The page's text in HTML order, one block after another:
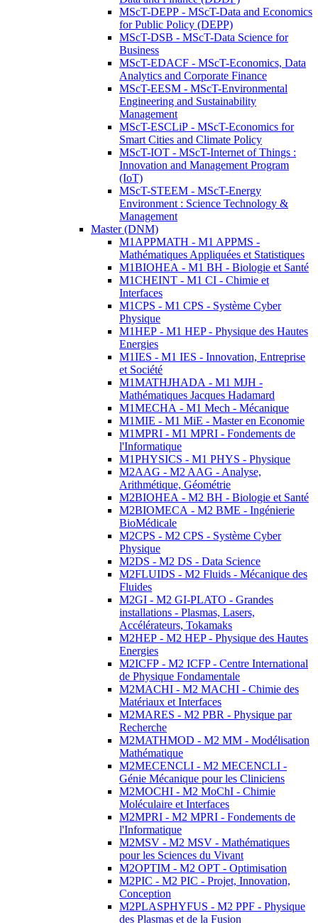
MScT-DEPP - MScT-Data and Economics
for Public Policy (DEPP)
MScT-DSB - MScT-Data Science for
Business
MScT-EDACF - MScT-Economics, Data
Analytics and Corporate Finance
MScT-EESM - MScT-Environmental
Engineering and Sustainability
Management
MScT-ESCLiP - MScT-Economics for
Smart Cities and Climate Policy
MScT-IOT - MScT-Internet of Things :
Innovation and Management Program
(IoT)
MScT-STEEM - MScT-Energy
Environment : Science Technology &
Management
Master (DNM)
M1APPMATH - M1 APPMS -
Mathématiques Appliquées et Statistiques
M1BIOHEA - M1 BH - Biologie et Santé
M1CHEINT - M1 CI - Chimie et
Interfaces
M1CPS - M1 CPS - Système Cyber
Physique
M1HEP - M1 HEP - Physique des Hautes
Energies
M1IES - M1 IES - Innovation, Entreprise
et Société
M1MATHJHADA - M1 MJH -
Mathématiques Jacques Hadamard
M1MECHA - M1 Mech - Mécanique
M1MIE - M1 MiE - Master en Economie
M1MPRI - M1 MPRI - Fondements de
l'Informatique
M1PHYSICS - M1 PHYS - Physique
M2AAG - M2 AAG - Analyse,
Arithmétique, Géométrie
M2BIOHEA - M2 BH - Biologie et Santé
M2BIOMECA - M2 BME - Ingénierie
BioMédicale
M2CPS - M2 CPS - Système Cyber
Physique
M2DS - M2 DS - Data Science
M2FLUIDS - M2 Fluids - Mécanique des
Fluides
M2GI - M2 GI-PLATO - Grandes
installations - Plasmas, Lasers,
Accélérateurs, Tokamaks
M2HEP - M2 HEP - Physique des Hautes
Energies
M2ICFP - M2 ICFP - Centre International
de Physique Fondamentale
M2MACHI - M2 MACHI - Chimie des
Matériaux et Interfaces
M2MARES - M2 PBR - Physique par
Recherche
M2MATHMOD - M2 MM - Modélisation
Mathématique
M2MECENCLI - M2 MECENCLI -
Génie Mécanique pour les Cliniciens
M2MOCHI - M2 MoChI - Chimie
Moléculaire et Interfaces
M2MPRI - M2 MPRI - Fondements de
l'Informatique
M2MSV - M2 MSV - Mathématiques
pour les Sciences du Vivant
M2OPTIM - M2 OPT - Optimisation
M2PIC - M2 PIC - Projet, Innovation,
Conception
M2PLASPHYFUS - M2 PPF - Physique
des Plasmas et de la Fusion